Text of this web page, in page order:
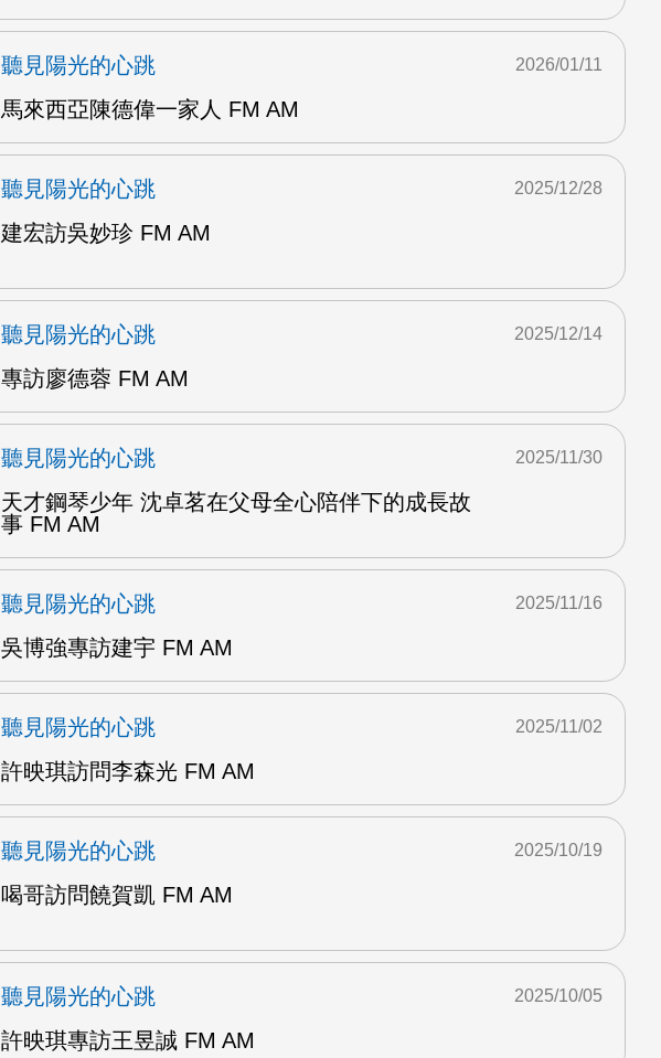
聽見陽光的心跳
馬來西亞陳德偉一家人 FM AM
2026/01/11
聽見陽光的心跳
建宏訪吳妙珍 FM AM
2025/12/28
聽見陽光的心跳
專訪廖德蓉 FM AM
2025/12/14
聽見陽光的心跳
天才鋼琴少年 沈卓茗在父母全心陪伴下的成長故
事 FM AM
2025/11/30
聽見陽光的心跳
吳博強專訪建宇 FM AM
2025/11/16
聽見陽光的心跳
許映琪訪問李森光 FM AM
2025/11/02
聽見陽光的心跳
喝哥訪問饒賀凱 FM AM
2025/10/19
聽見陽光的心跳
許映琪專訪王昱誠 FM AM
2025/10/05